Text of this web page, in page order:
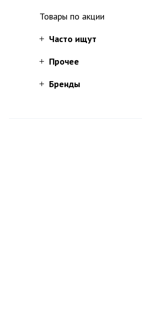
Товары по акции
Часто ищут
Прочее
Бренды